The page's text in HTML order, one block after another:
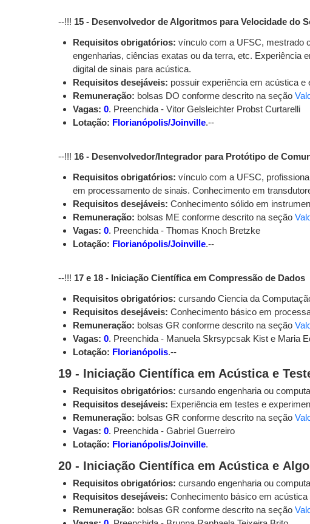
--!!! 15 - Desenvolvedor de Algoritmos para Velocidade do
Requisitos obrigatórios: vínculo com a UFSC, mestrado
engenharias, ciências exatas ou da terra, etc. Experiência
digital de sinais para acústica.
Requisitos desejáveis: possuir experiência em acústica
Remuneração: bolsas DO conforme descrito na seção
Vagas: 0. Preenchida - Vitor Gelsleichter Probst Curtarelli
Lotação: Florianópolis/Joinville.--
--!!! 16 - Desenvolvedor/Integrador para Protótipo de
Requisitos obrigatórios: vínculo com a UFSC,
em processamento de sinais. Conhecimento em
Requisitos desejáveis: Conhecimento sólido em
Remuneração: bolsas ME conforme descrito na seção
Vagas: 0. Preenchida - Thomas Knoch Bretzke
Lotação: Florianópolis/Joinville.--
--!!! 17 e 18 - Iniciação Científica em Compressão de Dados
Requisitos obrigatórios: cursando Ciencia da
Requisitos desejáveis: Conhecimento básico em
Remuneração: bolsas GR conforme descrito na seção
Vagas: 0. Preenchida - Manuela Skrsypcsak Kist e Maria
Lotação: Florianópolis.--
19 - Iniciação Científica em Acústica e
Requisitos obrigatórios: cursando engenharia ou
Requisitos desejáveis: Experiência em testes e
Remuneração: bolsas GR conforme descrito na seção
Vagas: 0. Preenchida - Gabriel Guerreiro
Lotação: Florianópolis/Joinville.
20 - Iniciação Científica em Acústica e
Requisitos obrigatórios: cursando engenharia ou
Requisitos desejáveis: Conhecimento básico em
Remuneração: bolsas GR conforme descrito na seção